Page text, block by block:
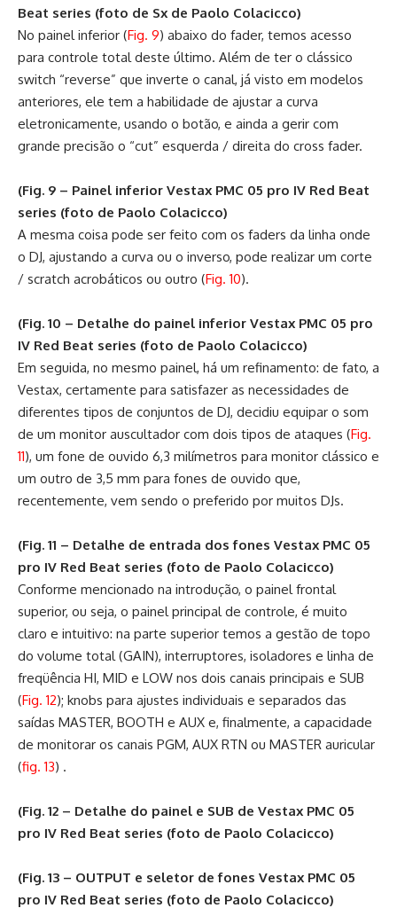
Beat series (foto de Sx de Paolo Colacicco)
No painel inferior (Fig. 9) abaixo do fader, temos acesso
para controle total deste último. Além de ter o clássico
switch “reverse” que inverte o canal, já visto em modelos
anteriores, ele tem a habilidade de ajustar a curva
eletronicamente, usando o botão, e ainda a gerir com
grande precisão o “cut” esquerda / direita do cross fader.
(Fig. 9 – Painel inferior Vestax PMC 05 pro IV Red Beat
series (foto de Paolo Colacicco)
A mesma coisa pode ser feito com os faders da linha onde
o DJ, ajustando a curva ou o inverso, pode realizar um corte
/ scratch acrobáticos ou outro (Fig. 10).
(Fig. 10 – Detalhe do painel inferior Vestax PMC 05 pro
IV Red Beat series (foto de Paolo Colacicco)
Em seguida, no mesmo painel, há um refinamento: de fato, a
Vestax, certamente para satisfazer as necessidades de
diferentes tipos de conjuntos de DJ, decidiu equipar o som
de um monitor auscultador com dois tipos de ataques (Fig.
11), um fone de ouvido 6,3 milímetros para monitor clássico e
um outro de 3,5 mm para fones de ouvido que,
recentemente, vem sendo o preferido por muitos DJs.
(Fig. 11 – Detalhe de entrada dos fones Vestax PMC 05
pro IV Red Beat series (foto de Paolo Colacicco)
Conforme mencionado na introdução, o painel frontal
superior, ou seja, o painel principal de controle, é muito
claro e intuitivo: na parte superior temos a gestão de topo
do volume total (GAIN), interruptores, isoladores e linha de
freqüência HI, MID e LOW nos dois canais principais e SUB
(Fig. 12); knobs para ajustes individuais e separados das
saídas MASTER, BOOTH e AUX e, finalmente, a capacidade
de monitorar os canais PGM, AUX RTN ou MASTER auricular
(fig. 13) .
(Fig. 12 – Detalhe do painel e SUB de Vestax PMC 05
pro IV Red Beat series (foto de Paolo Colacicco)
(Fig. 13 – OUTPUT e seletor de fones Vestax PMC 05
pro IV Red Beat series (foto de Paolo Colacicco)